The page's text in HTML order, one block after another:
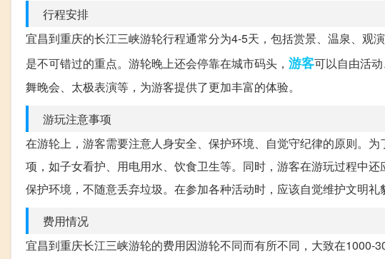
行程安排
宜昌到重庆的长江三峡游轮行程通常分为4-5天，包括赏景、温泉、观
是不可错过的重点。游轮晚上还会停靠在城市码头， 游客可以自由活
舞晚会、太极表演等，为游客提供了更加丰富的体验。
游玩注意事项
在游轮上，游客需要注意人身安全、保护环境、自觉守纪律的原则。
项，如子女看护、用电用水、饮食卫生等。同时，游客在游玩过程中
保护环境，不随意丢弃垃圾。在参加各种活动时，应该自觉维护文明礼
费用情况
宜昌到重庆长江三峡游轮的费用因游轮不同而有所不同，大致在